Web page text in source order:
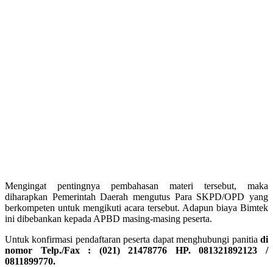
Mengingat pentingnya pembahasan materi tersebut, maka
diharapkan Pemerintah Daerah mengutus Para SKPD/OPD yang
berkompeten untuk mengikuti acara tersebut. Adapun biaya Bimtek
ini dibebankan kepada APBD masing-masing peserta.
Untuk konfirmasi pendaftaran peserta dapat menghubungi panitia di
nomor Telp./Fax : (021) 21478776 HP. 081321892123 /
0811899770.